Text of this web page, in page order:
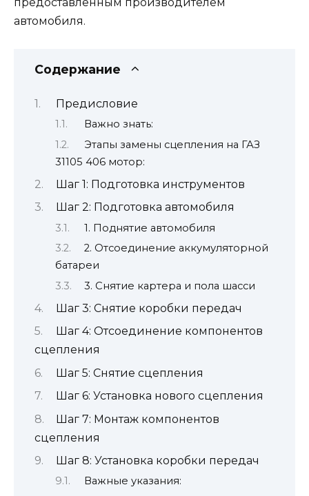
автомобиля.
Содержание
Предисловие
Важно знать:
Этапы замены сцепления на ГАЗ
31105 406 мотор:
Шаг 1: Подготовка инструментов
Шаг 2: Подготовка автомобиля
1. Поднятие автомобиля
2. Отсоединение аккумуляторной
батареи
3. Снятие картера и пола шасси
Шаг 3: Снятие коробки передач
Шаг 4: Отсоединение компонентов
сцепления
Шаг 5: Снятие сцепления
Шаг 6: Установка нового сцепления
Шаг 7: Монтаж компонентов
сцепления
Шаг 8: Установка коробки передач
Важные указания: